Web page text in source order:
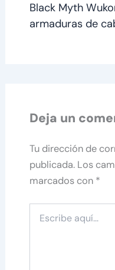
Black Myth
armaduras de
Deja un
Tu dirección de
publicada. Los
marcados con *
aquí...